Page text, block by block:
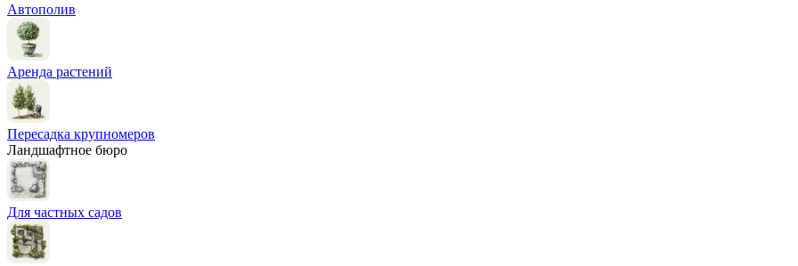
Автополив
Аренда растений
Пересадка крупномеров
Ландшафтное бюро
Для частных садов